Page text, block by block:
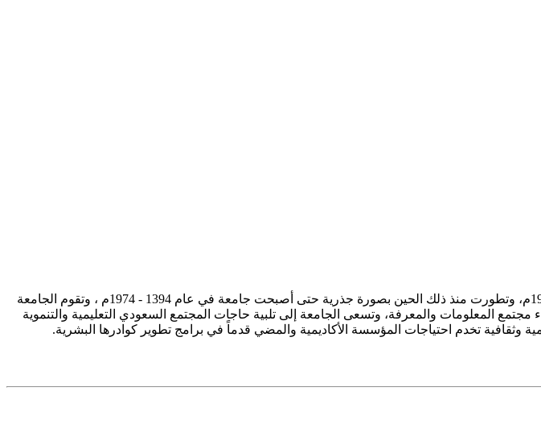
تأسست جامعة الإمام محمد بن سعود الإسلامية ممثلة في كلية الشريعة في سنة 1373هـ 1953م، وتطورت منذ ذلك الحين بصورة جذرية حتى أصبحت جامعة في عام 1394 - 1974م ، وتقوم الجامعة
مجتمع المعلومات والمعرفة، وتسعى الجامعة إلى تلبية حاجات المجتمع السعودي التعليمية والتنموية
وثقافية تخدم احتياجات المؤسسة الأكاديمية والمضي قدماً في برامج تطوير كوادرها البشرية.